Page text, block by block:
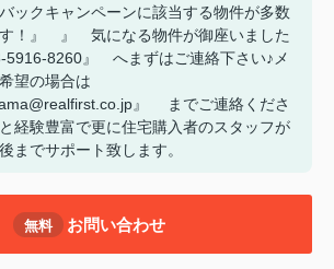
ックキャンペーンに該当する物件が多数
！』 』 気になる物件が御座いました
8260』 へまずはご連絡下さい♪メ
望の場合は
』 までご連絡くださ
経験豊富で更に住宅購入者のスタッフが
までサポート致します。
無料 お問い合わせ